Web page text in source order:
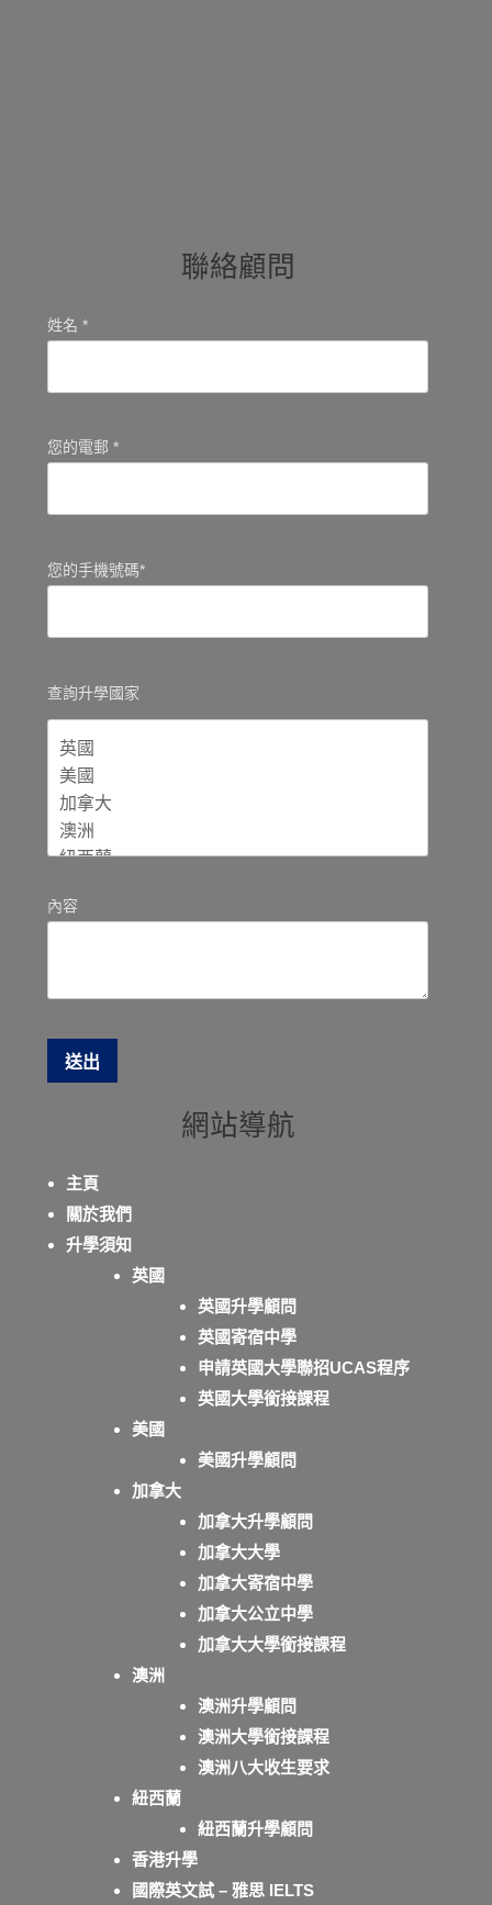
聯絡顧問
姓名 *
您的電郵 *
您的手機號碼*
查詢升學國家
內容
網站導航
主頁
關於我們
升學須知
英國
英國升學顧問
英國寄宿中學
申請英國大學聯招UCAS程序
英國大學銜接課程
美國
美國升學顧問
加拿大
加拿大升學顧問
加拿大大學
加拿大寄宿中學
加拿大公立中學
加拿大大學銜接課程
澳洲
澳洲升學顧問
澳洲大學銜接課程
澳洲八大收生要求
紐西蘭
紐西蘭升學顧問
香港升學
國際英文試 – 雅思 IELTS